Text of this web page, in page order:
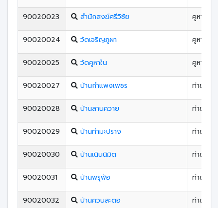
90020023 สํานักสงฆ์ศรีวิชัย คูหาใต้
90020024 วัดเจริญภูผา คูหาใต้
90020025 วัดคูหาใน คูหาใต้
90020027 บ้านกําแพงเพชร ท่าชะมวง
90020028 บ้านลานควาย ท่าชะมวง
90020029 บ้านท่ามะปราง ท่าชะมวง
90020030 บ้านเนินนิมิต ท่าชะมวง
90020031 บ้านพรุพ้อ ท่าชะมวง
90020032 บ้านควนสะตอ ท่าชะมวง